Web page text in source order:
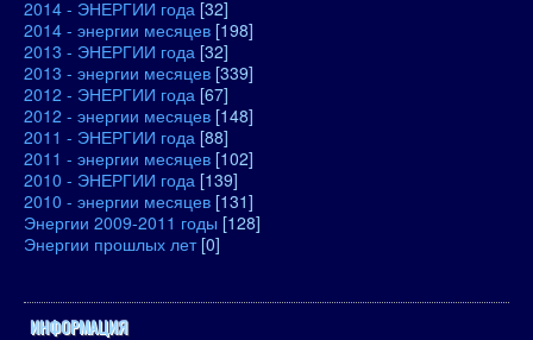
2014 - ЭНЕРГИИ года [32]
2014 - энергии месяцев [198]
2013 - ЭНЕРГИИ года [32]
2013 - энергии месяцев [339]
2012 - ЭНЕРГИИ года [67]
2012 - энергии месяцев [148]
2011 - ЭНЕРГИИ года [88]
2011 - энергии месяцев [102]
2010 - ЭНЕРГИИ года [139]
2010 - энергии месяцев [131]
Энергии 2009-2011 годы [128]
Энергии прошлых лет [0]
ИНФОРМАЦИЯ